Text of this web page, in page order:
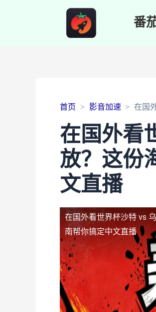
番
首页 影音加速 在国
在国外看
放？这份
文直播
在国外看世界杯沙特 vs
南帮你搞定中文直播